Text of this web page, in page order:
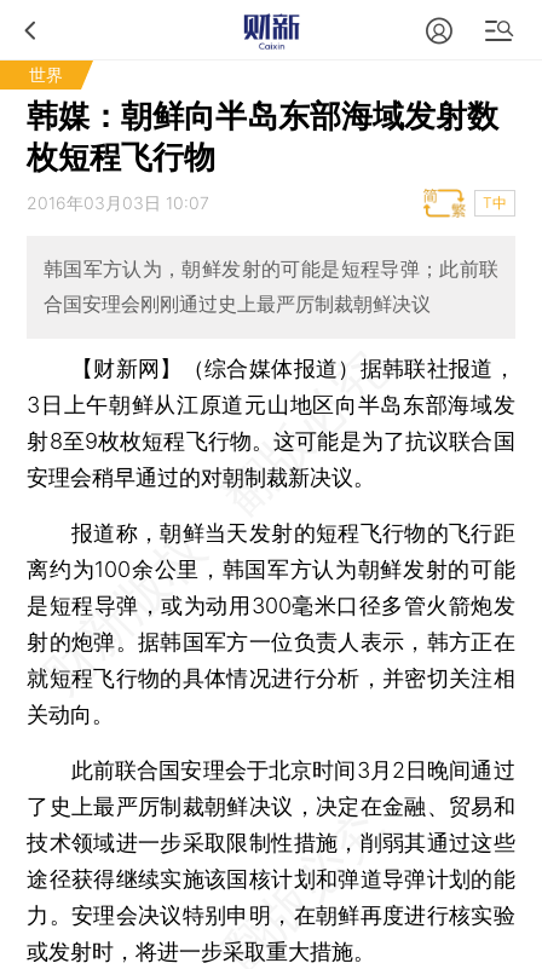
世界
韩媒：朝鲜向半岛东部海域发射数
枚短程飞行物
2016年03月03日 10:07 T中
韩国军方认为，朝鲜发射的可能是短程导弹；此前联
合国安理会刚刚通过史上最严厉制裁朝鲜决议
【财新网】（综合媒体报道） 据韩联社报道，
3日上午朝鲜从江原道元山地区向半岛东部海域发
射8至9枚枚短程飞行物。这可能是为了抗议联合国
安理会稍早通过的对朝制裁新决议。
报道称，朝鲜当天发射的短程飞行物的飞行距
离约为100余公里，韩国军方认为朝鲜发射的可能
是短程导弹，或为动用300毫米口径多管火箭炮发
射的炮弹。据韩国军方一位负责人表示，韩方正在
就短程飞行物的具体情况进行分析，并密切关注相
关动向。
此前联合国安理会于北京时间3月2日晚间通过
了史上最严厉制裁朝鲜决议，决定在金融、贸易和
技术领域进一步采取限制性措施，削弱其通过这些
途径获得继续实施该国核计划和弹道导弹计划的能
力。安理会决议特别申明，在朝鲜再度进行核实验
或发射时，将进一步采取重大措施。